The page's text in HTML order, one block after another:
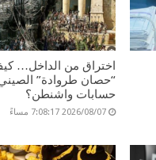
اختراق من الداخل…
“حصان طروادة”
حسابات واشنطن؟
2026/08/07 7:08:17 مساءً